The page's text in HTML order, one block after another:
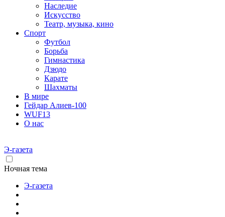
Наследие
Искусство
Театр, музыка, кино
Спорт
Футбол
Борьба
Гимнастика
Дзюдо
Карате
Шахматы
В мире
Гейдар Алиев-100
WUF13
О нас
Э-газета
Ночная тема
Э-газета